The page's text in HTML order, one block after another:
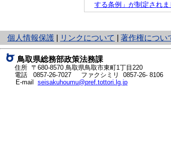
する条例」が制定されま
個人情報保護
と
り
ネ
ッ
ト
へ
リンクについて 著作権につい
鳥取県総務部政策法務課
住所 〒680-8570 鳥取県鳥取市東町1丁目220
電話 0857-26-7027
ファクシミリ 0857-26- 8106
E-mail seisakuhoumu@pref.tottori.lg.jp